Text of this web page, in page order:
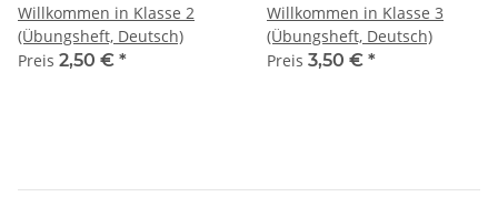
Willkommen in Klasse 2
(Übungsheft, Deutsch)
Preis 2,50 € *
Willkommen in Klasse 3
(Übungsheft, Deutsch)
Preis 3,50 € *